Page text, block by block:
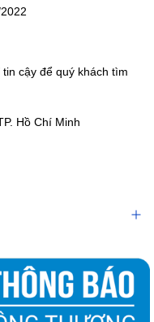
tin cậy để quý khách tìm
Hồ Chí Minh